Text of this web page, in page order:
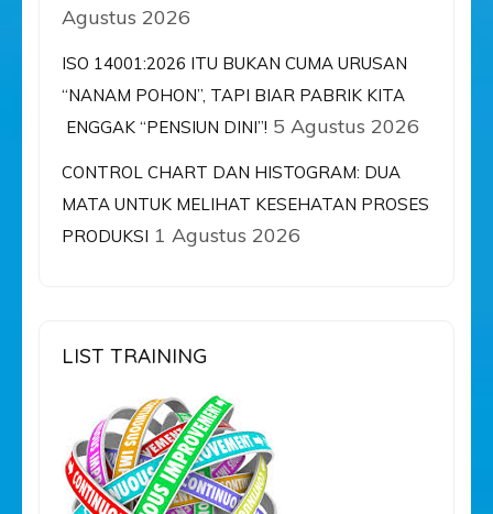
Agustus 2026
ISO 14001:2026 ITU BUKAN CUMA URUSAN
“NANAM POHON”, TAPI BIAR PABRIK KITA
ENGGAK “PENSIUN DINI”! 5 Agustus 2026
CONTROL CHART DAN HISTOGRAM: DUA
MATA UNTUK MELIHAT KESEHATAN PROSES
PRODUKSI 1 Agustus 2026
LIST TRAINING